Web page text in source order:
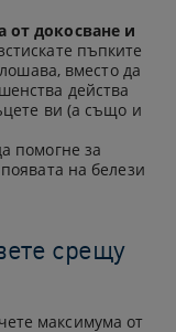
от докосване и
пъпките
вместо да
действа
ви (а също и
помогне за
на белези
срещу
максимума от